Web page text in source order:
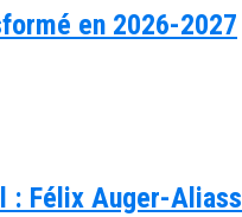
en 2026-2027
: Félix Auger-